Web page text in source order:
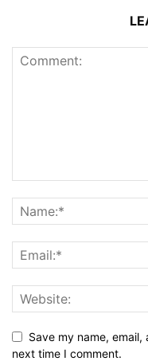
Save my name,
next time I comment.